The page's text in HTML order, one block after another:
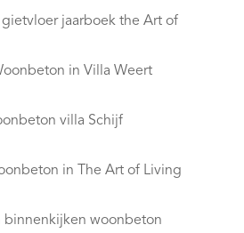
gietvloer jaarboek the Art of
in Villa Weert
villa Schijf
in The Art of Living
binnenkijken woonbeton